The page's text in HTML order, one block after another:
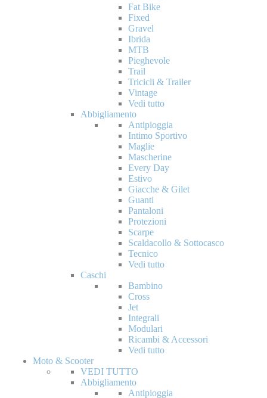
Fat Bike
Fixed
Gravel
Ibrida
MTB
Pieghevole
Trail
Tricicli & Trailer
Vintage
Vedi tutto
Abbigliamento
Antipioggia
Intimo Sportivo
Maglie
Mascherine
Every Day
Estivo
Giacche & Gilet
Guanti
Pantaloni
Protezioni
Scarpe
Scaldacollo & Sottocasco
Tecnico
Vedi tutto
Caschi
Bambino
Cross
Jet
Integrali
Modulari
Ricambi & Accessori
Vedi tutto
Moto & Scooter
VEDI TUTTO
Abbigliamento
Antipioggia